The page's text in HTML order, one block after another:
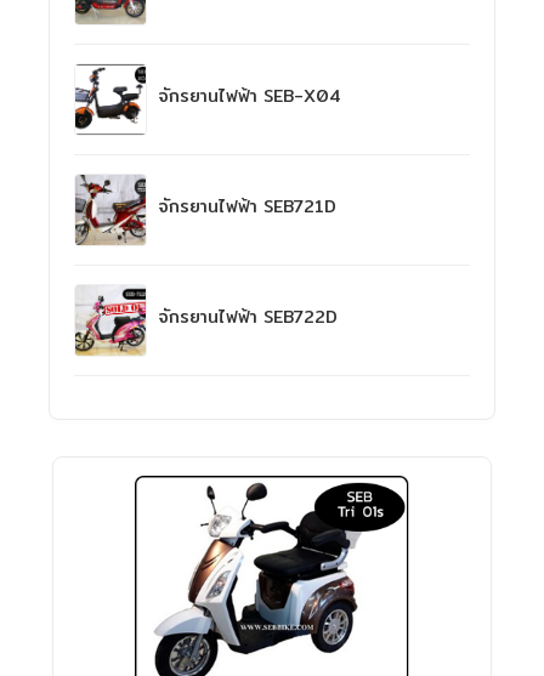
จักรยานไฟฟ้า SEB-X04
จักรยานไฟฟ้า SEB721D
จักรยานไฟฟ้า SEB722D